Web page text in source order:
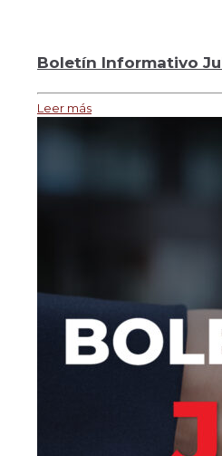
Boletín Informativo
Leer más